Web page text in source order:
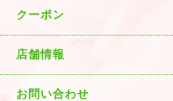
クーポン
店舗情報
お問い合わせ